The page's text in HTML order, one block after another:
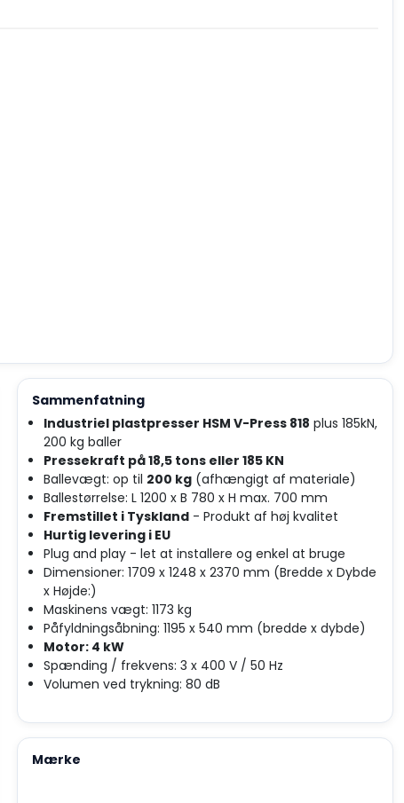
Sammenfatning
Industriel plastpresser HSM V-Press 818 plus 185kN,
200 kg baller
Pressekraft på 18,5 tons eller 185 KN
Ballevægt: op til 200 kg (afhængigt af materiale)
Ballestørrelse: L 1200 x B 780 x H max. 700 mm
Fremstillet i Tyskland - Produkt af høj kvalitet
Hurtig levering i EU
Plug and play - let at installere og enkel at bruge
Dimensioner: 1709 x 1248 x 2370 mm (Bredde x Dybde
x Højde:)
Maskinens vægt: 1173 kg
Påfyldningsåbning: 1195 x 540 mm (bredde x dybde)
Motor: 4 kW
Spænding / frekvens: 3 x 400 V / 50 Hz
Volumen ved trykning: 80 dB
Mærke